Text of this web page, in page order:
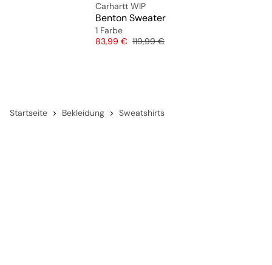
Carhartt WIP
Benton Sweater
1 Farbe
Preis
83,99 € Originalpreis
119,99 €
Startseite Bekleidung Sweatshirts